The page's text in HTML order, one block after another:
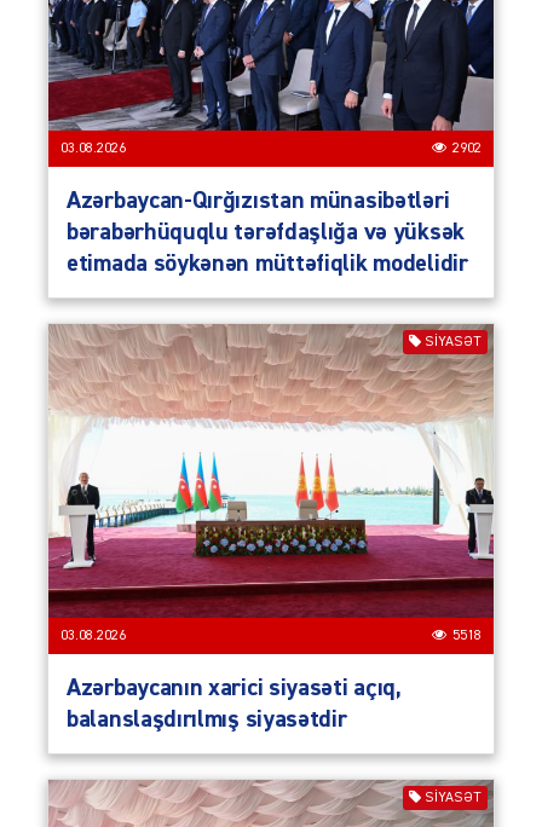
03.08.2026 2902
Azərbaycan-Qırğızıstan münasibətləri
bərabərhüquqlu tərəfdaşlığa və yüksək
etimada söykənən müttəfiqlik modelidir
SIYASƏT
03.08.2026 5518
Azərbaycanın xarici siyasəti açıq,
balanslaşdırılmış siyasətdir
SIYASƏT